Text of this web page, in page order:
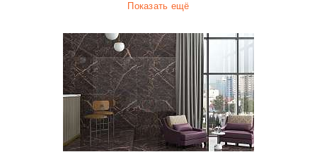
Показать ещё